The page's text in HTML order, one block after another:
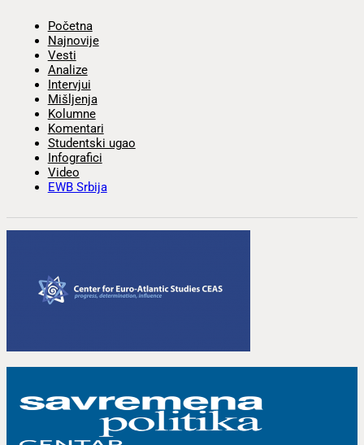
Početna
Najnovije
Vesti
Analize
Intervjui
Mišljenja
Kolumne
Komentari
Studentski ugao
Infografici
Video
EWB Srbija